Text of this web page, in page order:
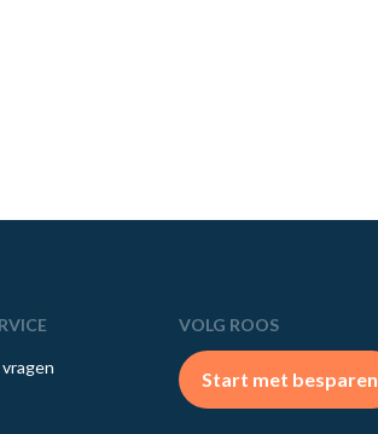
VOLG ROOS
Start met besparen